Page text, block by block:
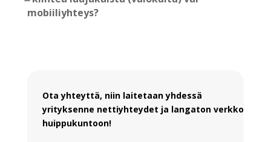
mobiiliyhteys?
Ota yhteyttä, niin laitetaan yhdessä
yrityksenne nettiyhteydet ja langaton verkko
huippukuntoon!